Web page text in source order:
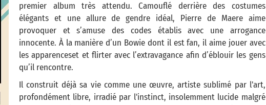
premier album très attendu. Camouflé derrière des costumes
élégants et une allure de gendre idéal, Pierre de Maere aime
provoquer et s’amuse des codes établis avec une arrogance
innocente. À la manière d’un Bowie dont il est fan, il aime jouer avec
les apparenceset et flirter avec l’extravagance afin d’éblouir les gens
qu’il rencontre.
Il construit déjà sa vie comme une œuvre, artiste sublimé par l'art,
profondément libre, irradié par l'instinct, insolemment lucide malgré